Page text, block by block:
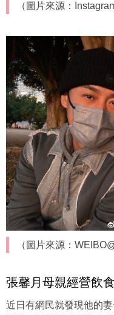
（圖片來源：
（圖片來源：
張馨月母親經營飲
近日有網民就發現他的